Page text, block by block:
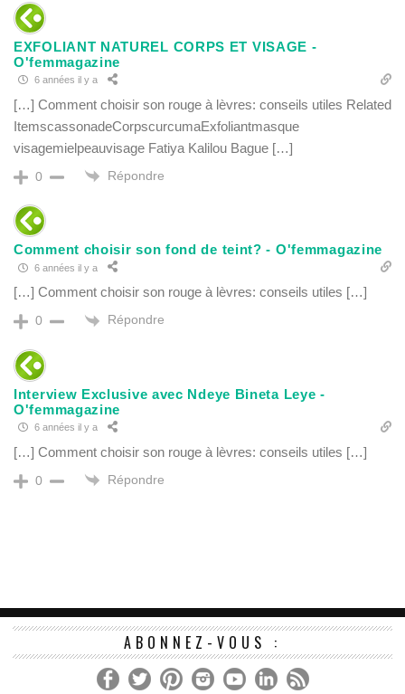
EXFOLIANT NATUREL CORPS ET VISAGE -
O'femmagazine
6 années il y a
[…] Comment choisir son rouge à lèvres: conseils utiles Related
ItemscassonadeCorpscurcumaExfoliantmasque
visagemielpeauvisage Fatiya Kalilou Bague […]
0 Répondre
Comment choisir son fond de teint? - O'femmagazine
6 années il y a
[…] Comment choisir son rouge à lèvres: conseils utiles […]
0 Répondre
Interview Exclusive avec Ndeye Bineta Leye -
O'femmagazine
6 années il y a
[…] Comment choisir son rouge à lèvres: conseils utiles […]
0 Répondre
ABONNEZ-VOUS :